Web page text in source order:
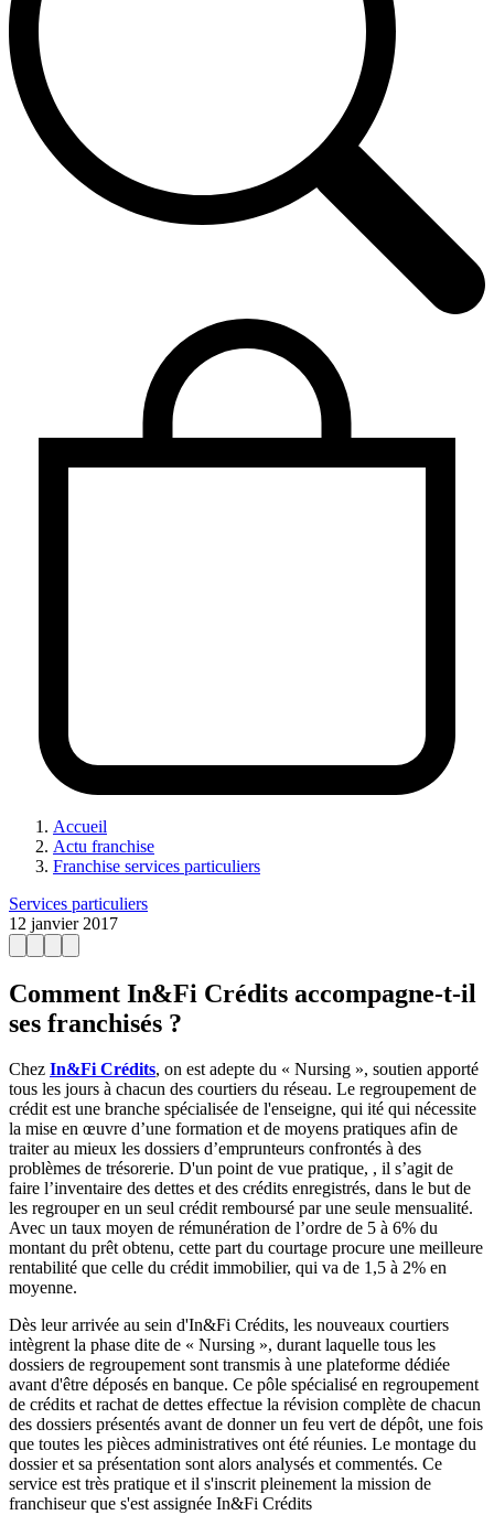
Accueil
Actu franchise
Franchise services particuliers
Services particuliers
12 janvier 2017
Comment In&Fi Crédits accompagne-t-il
ses franchisés ?
Chez In&Fi Crédits, on est adepte du « Nursing », soutien apporté
tous les jours à chacun des courtiers du réseau. Le regroupement de
crédit est une branche spécialisée de l'enseigne, qui ité qui nécessite
la mise en œuvre d’une formation et de moyens pratiques afin de
traiter au mieux les dossiers d’emprunteurs confrontés à des
problèmes de trésorerie. D'un point de vue pratique, , il s’agit de
faire l’inventaire des dettes et des crédits enregistrés, dans le but de
les regrouper en un seul crédit remboursé par une seule mensualité.
Avec un taux moyen de rémunération de l’ordre de 5 à 6% du
montant du prêt obtenu, cette part du courtage procure une meilleure
rentabilité que celle du crédit immobilier, qui va de 1,5 à 2% en
moyenne.
Dès leur arrivée au sein d'In&Fi Crédits, les nouveaux courtiers
intègrent la phase dite de « Nursing », durant laquelle tous les
dossiers de regroupement sont transmis à une plateforme dédiée
avant d'être déposés en banque. Ce pôle spécialisé en regroupement
de crédits et rachat de dettes effectue la révision complète de chacun
des dossiers présentés avant de donner un feu vert de dépôt, une fois
que toutes les pièces administratives ont été réunies. Le montage du
dossier et sa présentation sont alors analysés et commentés. Ce
service est très pratique et il s'inscrit pleinement la mission de
franchiseur que s'est assignée In&Fi Crédits